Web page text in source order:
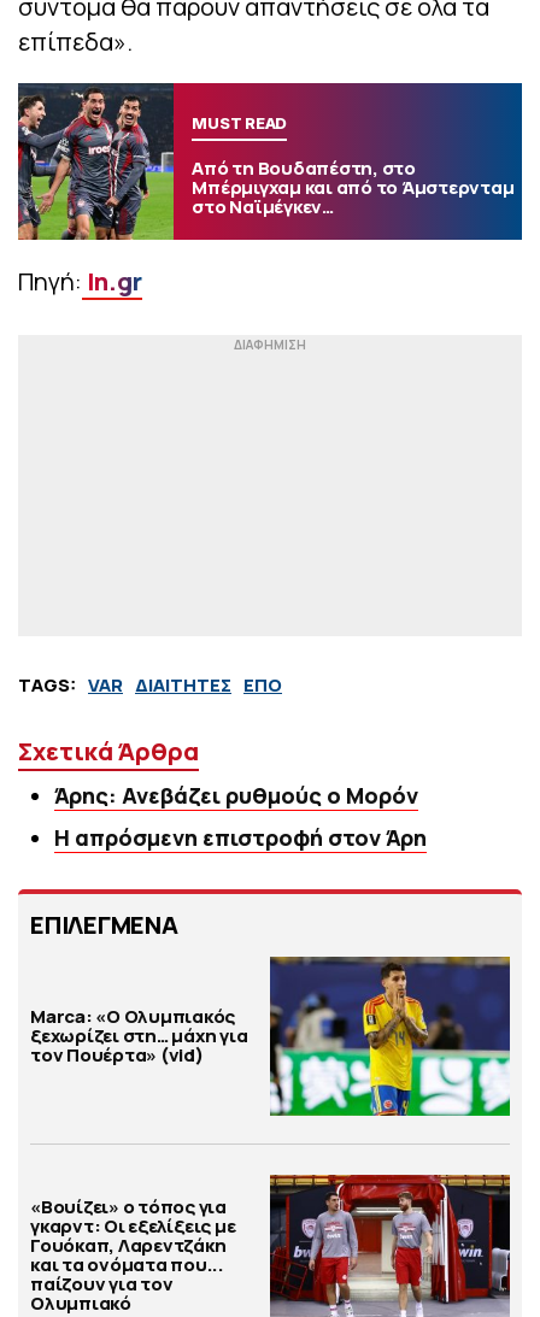
σύντομα θα πάρουν απαντήσεις σε όλα τα
επίπεδα».
MUST READ
Από τη Βουδαπέστη, στο
Μπέρμιγχαμ και από το Άμστερνταμ
στο Ναϊμέγκεν…
Πηγή: In.gr
TAGS: VAR ΔΙΑΙΤΗΤΕΣ ΕΠΟ
Σχετικά Άρθρα
Άρης: Ανεβάζει ρυθμούς ο Μορόν
Η απρόσμενη επιστροφή στον Άρη
ΕΠΙΛΕΓΜΕΝΑ
Marca: «Ο Ολυμπιακός
ξεχωρίζει στη… μάχη για
τον Πουέρτα» (vid)
«Βουίζει» ο τόπος για
γκαρντ: Οι εξελίξεις με
Γουόκαπ, Λαρεντζάκη
και τα ονόματα που...
παίζουν για τον
Ολυμπιακό